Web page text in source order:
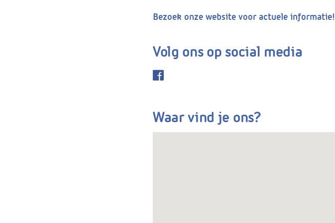
Bezoek onze website voor actuele informatie!
Volg ons op social media
Waar vind je ons?